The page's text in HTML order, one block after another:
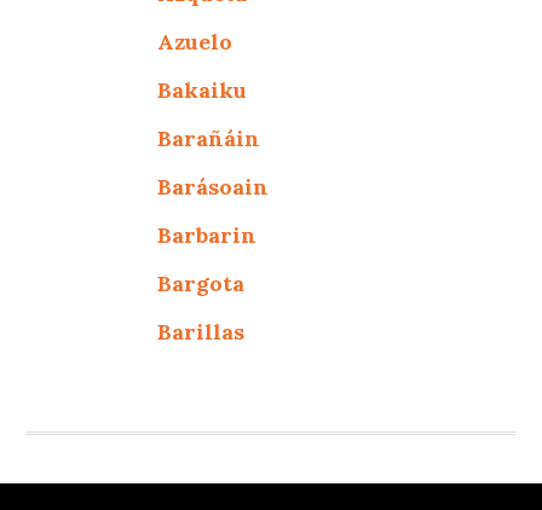
Azuelo
Bakaiku
Barañáin
Barásoain
Barbarin
Bargota
Barillas